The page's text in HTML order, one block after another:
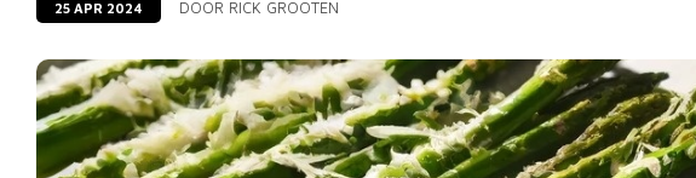
25 APR 2024 DOOR RICK GROOTEN